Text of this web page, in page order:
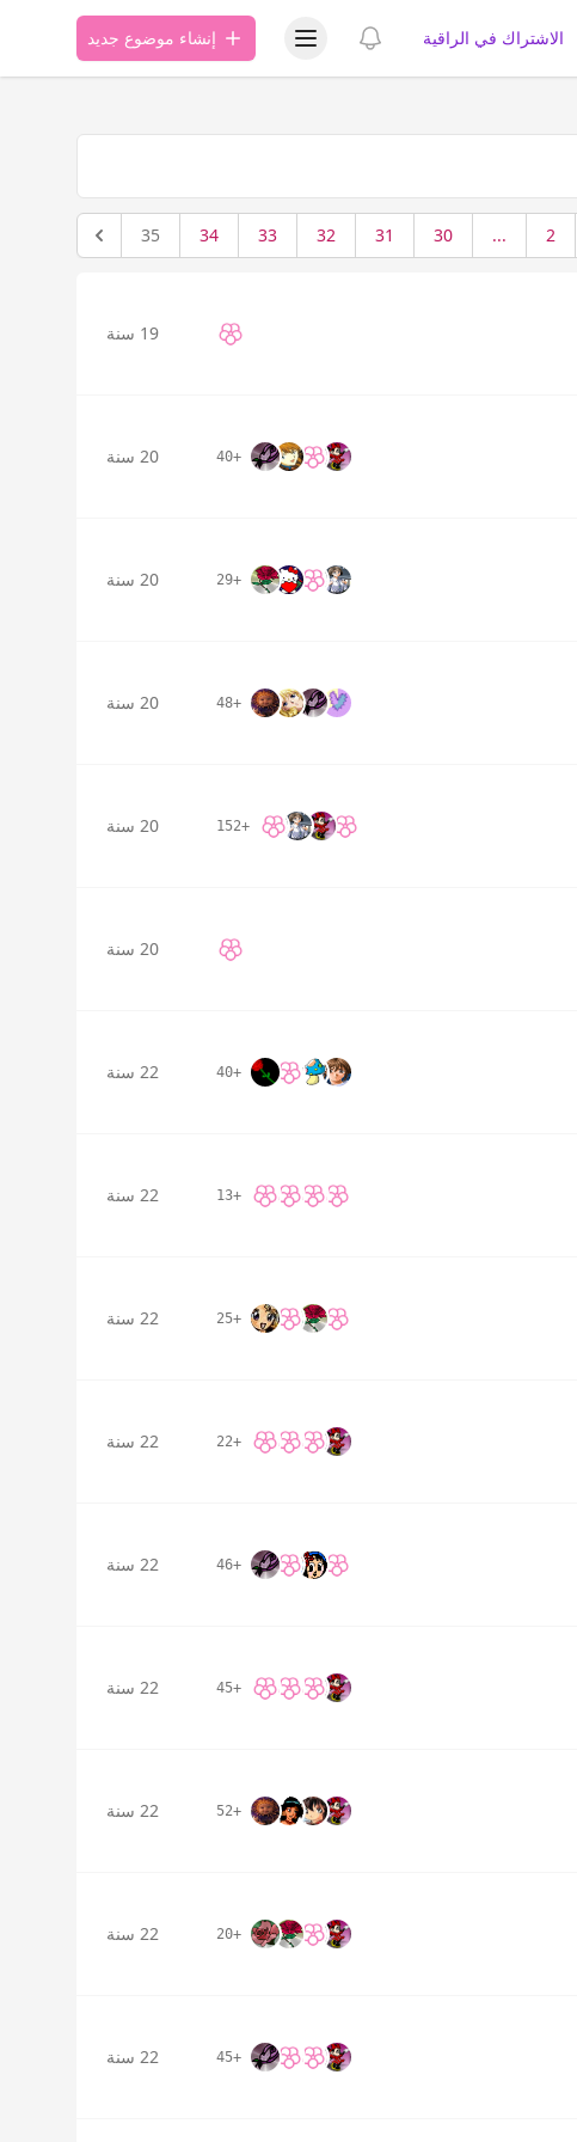
الاشتراك في الراقية عرض الإشعاراتعرض قائمة المستخدمإنشاء موضوع جديد
2
...
30
31
32
33
34
35
19 سنة
+40 20 سنة
+29 20 سنة
+48 20 سنة
+152 20 سنة
20 سنة
+40 22 سنة
+13 22 سنة
+25 22 سنة
+22 22 سنة
+46 22 سنة
+45 22 سنة
+52 22 سنة
+20 22 سنة
+45 22 سنة